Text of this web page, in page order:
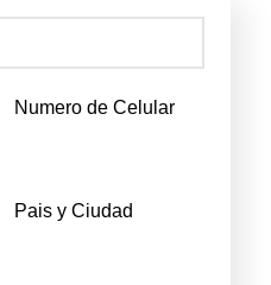
Numero de Celular
Pais y Ciudad